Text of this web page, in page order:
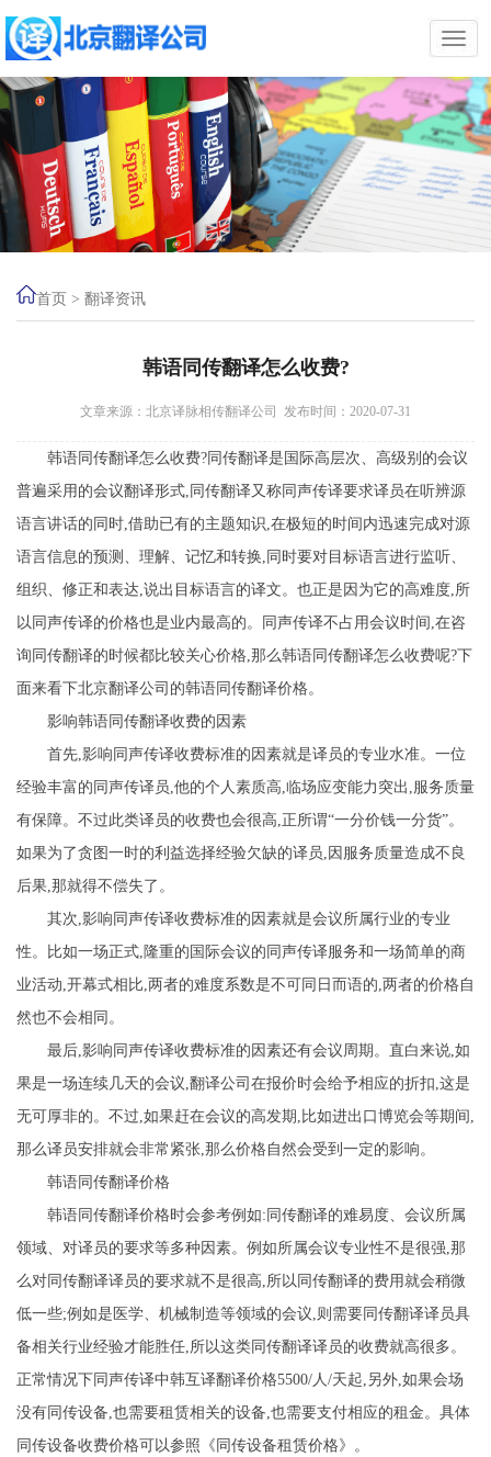
首页 > 翻译资讯
韩语同传翻译怎么收费?
文章来源：北京译脉相传翻译公司 发布时间：2020-07-31
韩语同传翻译怎么收费?同传翻译是国际高层次、高级别的会议
普遍采用的会议翻译形式,同传翻译又称同声传译要求译员在听辨源
语言讲话的同时,借助已有的主题知识,在极短的时间内迅速完成对源
语言信息的预测、理解、记忆和转换,同时要对目标语言进行监听、
组织、修正和表达,说出目标语言的译文。也正是因为它的高难度,所
以同声传译的价格也是业内最高的。同声传译不占用会议时间,在咨
询同传翻译的时候都比较关心价格,那么韩语同传翻译怎么收费呢?下
面来看下北京翻译公司的韩语同传翻译价格。
影响韩语同传翻译收费的因素
首先,影响同声传译收费标准的因素就是译员的专业水准。一位
经验丰富的同声传译员,他的个人素质高,临场应变能力突出,服务质量
有保障。不过此类译员的收费也会很高,正所谓“一分价钱一分货”。
如果为了贪图一时的利益选择经验欠缺的译员,因服务质量造成不良
后果,那就得不偿失了。
其次,影响同声传译收费标准的因素就是会议所属行业的专业
性。比如一场正式,隆重的国际会议的同声传译服务和一场简单的商
业活动,开幕式相比,两者的难度系数是不可同日而语的,两者的价格自
然也不会相同。
最后,影响同声传译收费标准的因素还有会议周期。直白来说,如
果是一场连续几天的会议,翻译公司在报价时会给予相应的折扣,这是
无可厚非的。不过,如果赶在会议的高发期,比如进出口博览会等期间,
那么译员安排就会非常紧张,那么价格自然会受到一定的影响。
韩语同传翻译价格
韩语同传翻译价格时会参考例如:同传翻译的难易度、会议所属
领域、对译员的要求等多种因素。例如所属会议专业性不是很强,那
么对同传翻译译员的要求就不是很高,所以同传翻译的费用就会稍微
低一些;例如是医学、机械制造等领域的会议,则需要同传翻译译员具
备相关行业经验才能胜任,所以这类同传翻译译员的收费就高很多。
正常情况下同声传译中韩互译翻译价格5500/人/天起,另外,如果会场
没有同传设备,也需要租赁相关的设备,也需要支付相应的租金。具体
同传设备收费价格可以参照《同传设备租赁价格》。